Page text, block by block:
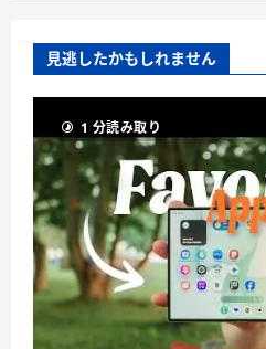
見逃したかもしれません
1 分読み取り